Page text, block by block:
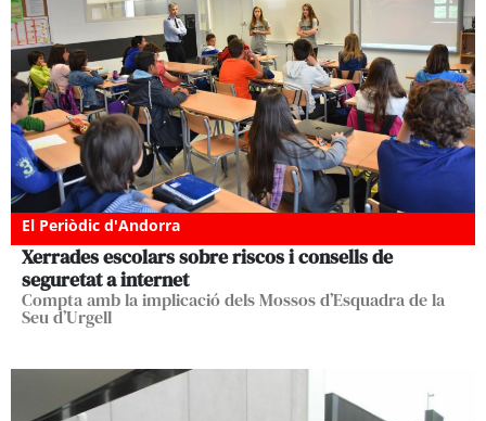
El Periòdic d'Andorra
Xerrades escolars sobre riscos i consells de
seguretat a internet
Compta amb la implicació dels Mossos d’Esquadra de la
Seu d’Urgell